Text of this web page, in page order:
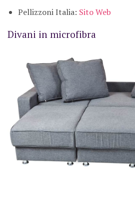
Pellizzoni Italia: Sito Web
Divani in microfibra